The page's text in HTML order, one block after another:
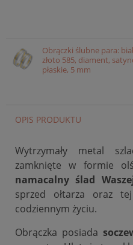
Obrączki ślubne para:
złoto 585, diament,
płaskie, 5 mm
OPIS PRODUKTU
Wytrzymały metal
zamknięte w formie
namacalny ślad
sprzed ołtarza oraz
codziennym życiu.
Obrączka posiada